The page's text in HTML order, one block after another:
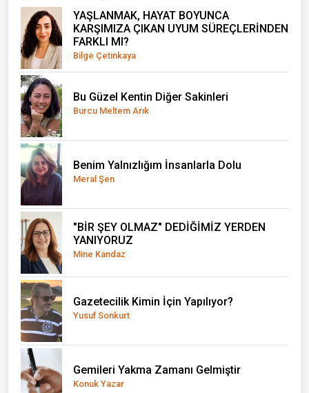
YAŞLANMAK, HAYAT BOYUNCA
KARŞIMIZA ÇIKAN UYUM SÜREÇLERİNDEN
FARKLI MI?
Bilge Çetinkaya
Bu Güzel Kentin Diğer Sakinleri
Burcu Meltem Arık
Benim Yalnızlığım İnsanlarla Dolu
Meral Şen
"BİR ŞEY OLMAZ" DEDİĞİMİZ YERDEN
YANIYORUZ
Mine Kandaz
Gazetecilik Kimin İçin Yapılıyor?
Yusuf Sonkurt
Gemileri Yakma Zamanı Gelmiştir
Konuk Yazar